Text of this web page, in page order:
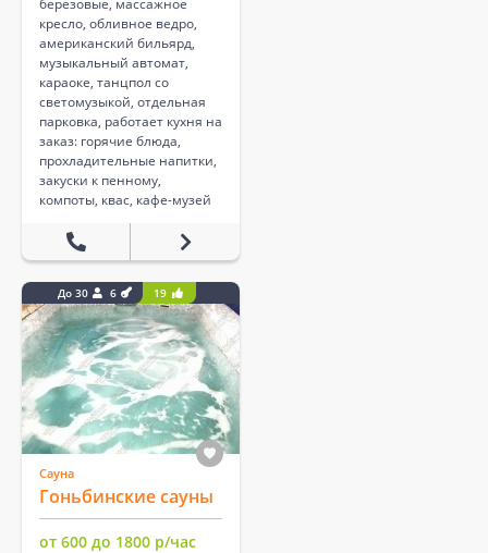
березовые, массажное
кресло, обливное ведро,
американский бильярд,
музыкальный автомат,
караоке, танцпол со
светомузыкой, отдельная
парковка, работает кухня на
заказ: горячие блюда,
прохладительные напитки,
закуски к пенному,
компоты, квас, кафе-музей
До 30 6 19
Сауна
Гоньбинские сауны
от 600 до 1800 р/час